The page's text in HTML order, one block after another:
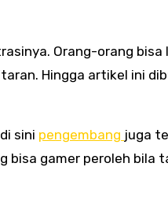
Orang-orang bisa
Hingga artikel ini
sini pengembang juga
bisa gamer peroleh bila